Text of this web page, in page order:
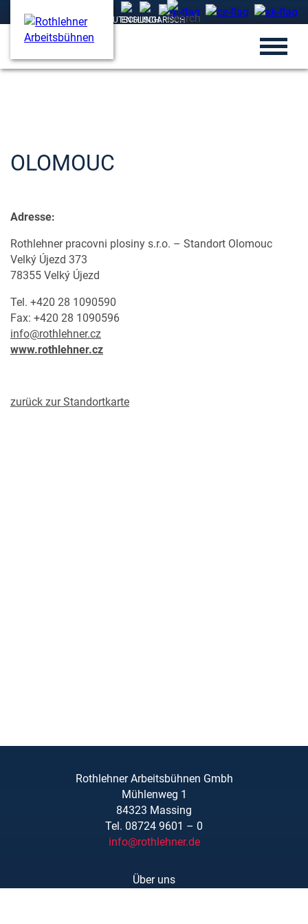
OLOMOUC
Adresse:
Rothlehner pracovni plosiny s.r.o. – Standort Olomouc
Velký Újezd 373
78355 Velký Újezd
Tel. +420 28 1090590
Fax: +420 28 1090596
info@rothlehner.cz
www.rothlehner.cz
zurück zur Standortkarte
Rothlehner Arbeitsbühnen Gmbh
Mühlenweg 1
84323 Massing
Tel. 08724 9601 – 0
info@rothlehner.de
Über uns